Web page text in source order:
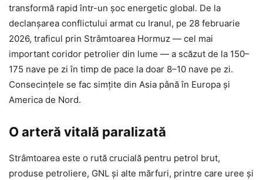
transformă rapid într-un șoc energetic global. De la
declanșarea conflictului armat cu Iranul, pe 28 februarie
2026, traficul prin Strâmtoarea Hormuz — cel mai
important coridor petrolier din lume — a scăzut de la 150–
175 nave pe zi în timp de pace la doar 8–10 nave pe zi.
Consecințele se fac simțite din Asia până în Europa și
America de Nord.
O arteră vitală paralizată
Strâmtoarea este o rută crucială pentru petrol brut,
produse petroliere, GNL și alte mărfuri, printre care uree și